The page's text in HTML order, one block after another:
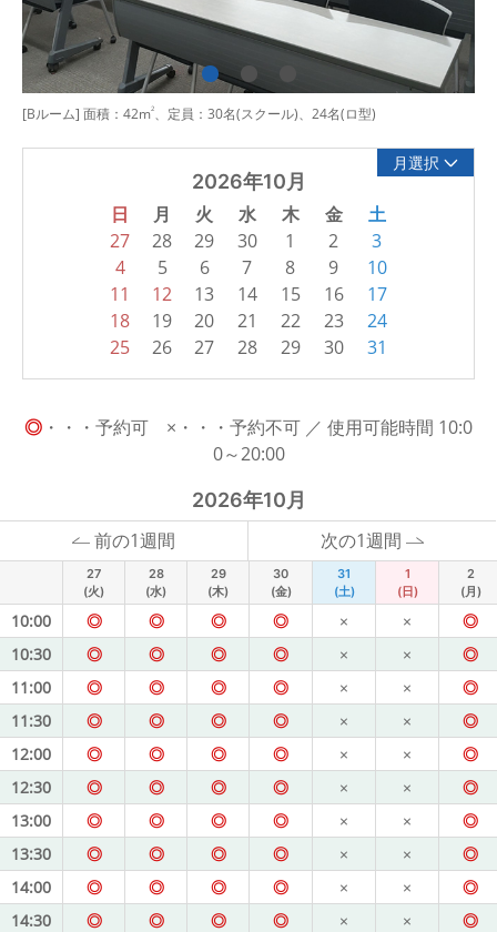
[Bルーム] 面積：42m2、定員：30名(スクール)、24名(ロ型)
月選択
2026年10月
日 月 火 水 木 金 土
27 28 29 30 1 2
3
4
5 6 7 8 9
10
11
12 13 14 15 16
17
18
19 20 21 22 23
24
25
26 27 28 29 30 31
◎ ・・・予約可 ×・・・予約不可 ／ 使用可能時間 10:0
0～20:00
2026年10月
前の1週間 次の1週間
27
(火)
28
(水)
29
(木)
30
(金)
31
(土)
1
(日)
2
(月)
10:00 ◎ ◎ ◎ ◎ × ×
◎
10:30
◎ ◎ ◎ ◎ × ×
◎
11:00
◎ ◎ ◎ ◎ × ×
◎
11:30
◎ ◎ ◎ ◎ × ×
◎
12:00
◎ ◎ ◎ ◎ × ×
◎
12:30
◎ ◎ ◎ ◎ × ×
◎
13:00
◎ ◎ ◎ ◎ × ×
◎
13:30
◎ ◎ ◎ ◎ × ×
◎
14:00
◎ ◎ ◎ ◎ × ×
◎
14:30
◎ ◎ ◎ ◎ × ×
◎